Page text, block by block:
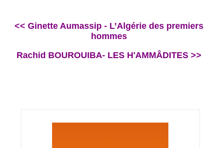
<< Ginette Aumassip - L’Algérie des premiers
hommes
Rachid BOUROUIBA- LES H'AMMÂDITES >>